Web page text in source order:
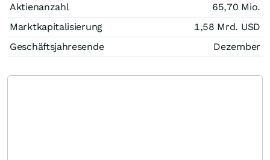
Aktienanzahl
65,70 Mio.
Marktkapitalisierung
1,58 Mrd. USD
Geschäftsjahresende
Dezember